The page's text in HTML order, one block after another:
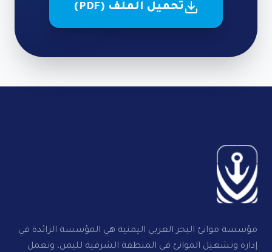
تحميل الملف (PDF)
مؤسسة موانئ البحر العربي اليمنية هي المؤسسة الرائدة في
إدارة وتشغيل الموانئ في المنطقة الشرقية لليمن، وتعمل